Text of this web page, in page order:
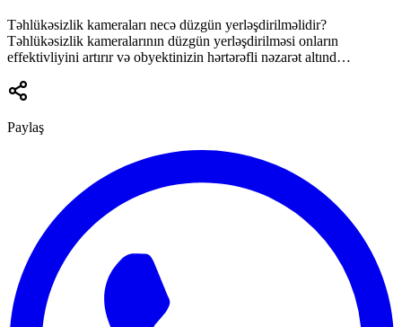
Təhlükəsizlik kameraları necə düzgün yerləşdirilməlidir?
Təhlükəsizlik kameralarının düzgün yerləşdirilməsi onların
effektivliyini artırır və obyektinizin hərtərəfli nəzarət altınd…
Paylaş